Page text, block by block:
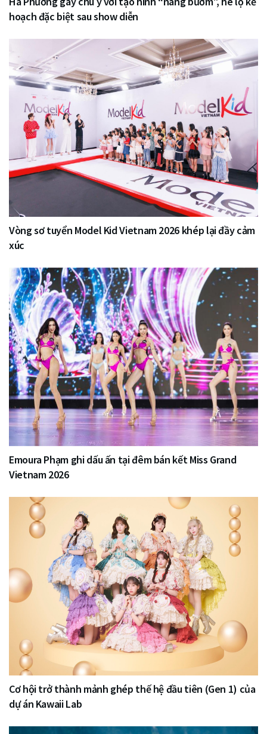
hoạch đặc biệt sau show diễn
Vòng sơ tuyển Model Kid Vietnam 2026 khép lại đầy cảm
xúc
Emoura Phạm ghi dấu ấn tại đêm bán kết Miss Grand
Vietnam 2026
Cơ hội trở thành mảnh ghép thế hệ đầu tiên (Gen 1) của
dự án Kawaii Lab